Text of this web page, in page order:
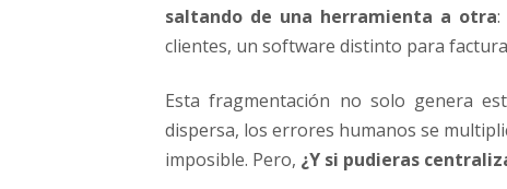
2
4
a
r
a
i
saltando de una herramienta a otra:
clientes, un software distinto para
Esta fragmentación no solo genera
dispersa, los errores humanos se
imposible. Pero, ¿Y si pudieras